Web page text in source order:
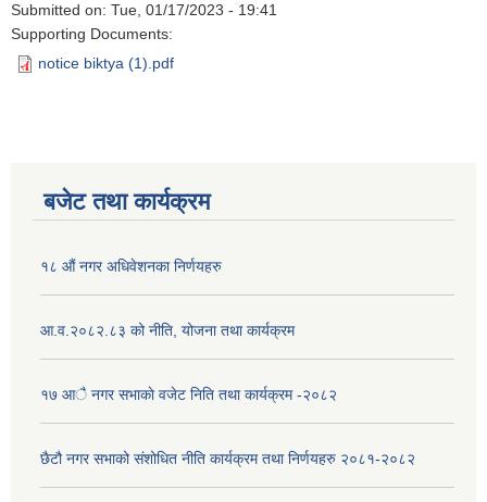
Submitted on: Tue, 01/17/2023 - 19:41
Supporting Documents:
notice biktya (1).pdf
बजेट तथा कार्यक्रम
१८ औं नगर अधिवेशनका निर्णयहरु
आ.व.२०८२.८३ को नीति, योजना तथा कार्यक्रम
१७ आै नगर सभाकाे वजेट निति तथा कार्यक्रम -२०८२
छैटौ नगर सभाको संशोधित नीति कार्यक्रम तथा निर्णयहरु २०८१-२०८२